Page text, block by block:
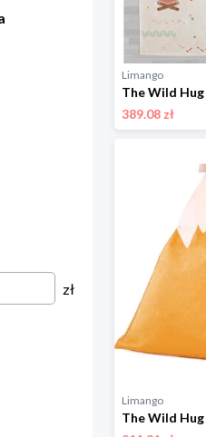
zł
Limango
389.08 zł
Limango